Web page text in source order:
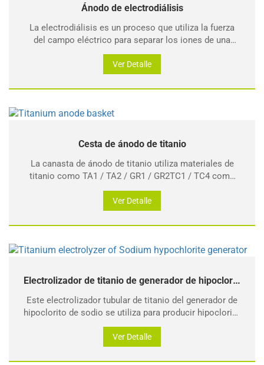
Ánodo de electrodiálisis
La electrodiálisis es un proceso que utiliza la fuerza
del campo eléctrico para separar los iones de una
solución acuosa. La parte central principal es el
módulo de ánodo de electrodiálisis: utiliza un campo
eléctrico entre positivo y negativo.
Ver Detalle
Cesta de ánodo de titanio
La canasta de ánodo de titanio utiliza materiales de
titanio como TA1 / TA2 / GR1 / GR2TC1 / TC4 como
material base, que se suelda con precisión y se
procesa en forma de canasta de malla o en forma de
cilindro y otras especias
Ver Detalle
Electrolizador de titanio de generador de hipoclorito de sodio
Este electrolizador tubular de titanio del generador de
hipoclorito de sodio se utiliza para producir hipoclorito
de sodio por electrólisis de salmuera diluida al 2-5%
para producir una solución de desinfección de
hipoclorito de sodio.
Ver Detalle